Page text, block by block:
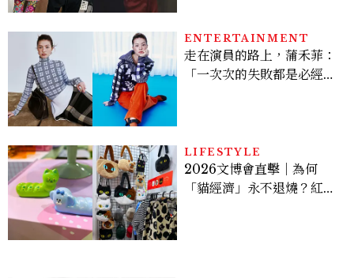
看點懶人包
ENTERTAINMENT
走在演員的路上，蒲禾菲：
「一次次的失敗都是必經過
LIFESTYLE
2026文博會直擊｜為何
「貓經濟」永不退燒？紅到